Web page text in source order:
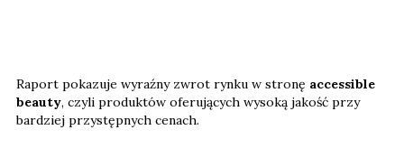
Raport pokazuje wyraźny zwrot rynku w stronę accessible
beauty, czyli produktów oferujących wysoką jakość przy
bardziej przystępnych cenach.